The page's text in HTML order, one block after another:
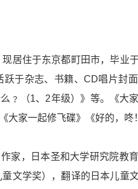
居住于东京都町田市，毕业
于杂志、书籍、CD唱片封
﹖（1、2年级）》等。《大
大家一起修飞碟》《好的，咚
家，日本圣和大学研究院教
文学奖），翻译的日本儿童